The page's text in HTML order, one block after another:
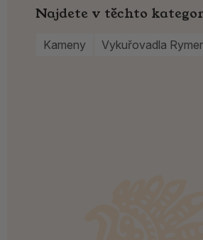
Najdete v těchto
Kameny Vykuřovadla Rymer